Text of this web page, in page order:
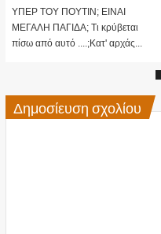
ΥΠΕΡ ΤΟΥ ΠΟΥΤΙΝ; ΕΙΝΑΙ
ΜΕΓΑΛΗ ΠΑΓΙΔΑ; Τι κρύβεται
πίσω από αυτό ....;Κατ' αρχάς...
Δημοσίευση σχολίου